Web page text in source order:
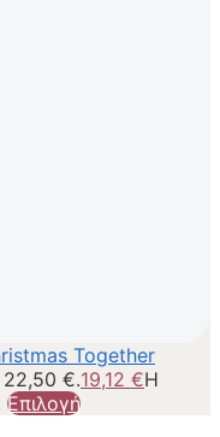
Together
22,50 €.19,12 €Η
Επιλογή